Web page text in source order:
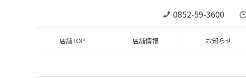
0852-59-3600
店舗TOP 店舗情報 お知らせ